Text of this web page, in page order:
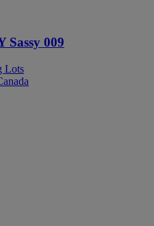
Sassy 009
Lots